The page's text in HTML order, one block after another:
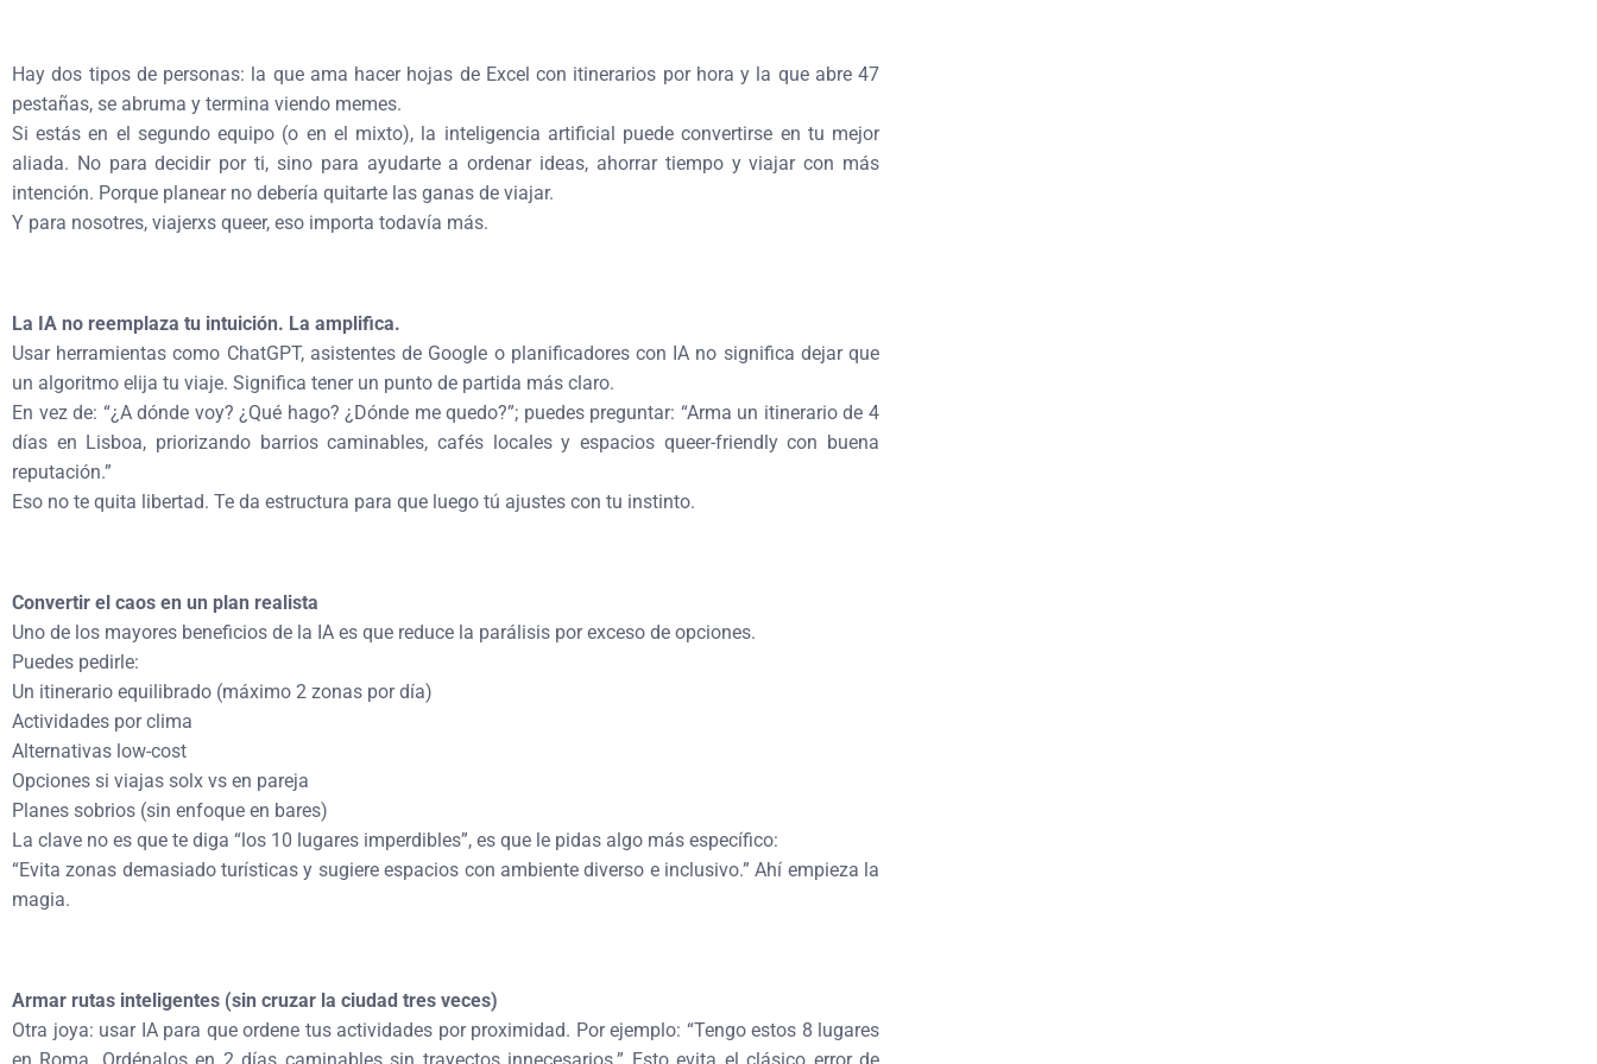
Hay dos tipos de personas: la que ama hacer hojas de Excel con itinerarios por hora y la que abre 47
pestañas, se abruma y termina viendo memes.
Si estás en el segundo equipo (o en el mixto), la inteligencia artificial puede convertirse en tu mejor
aliada. No para decidir por ti, sino para ayudarte a ordenar ideas, ahorrar tiempo y viajar con más
intención. Porque planear no debería quitarte las ganas de viajar.
Y para nosotres, viajerxs queer, eso importa todavía más.
La IA no reemplaza tu intuición. La amplifica.
Usar herramientas como ChatGPT, asistentes de Google o planificadores con IA no significa dejar que
un algoritmo elija tu viaje. Significa tener un punto de partida más claro.
En vez de: “¿A dónde voy? ¿Qué hago? ¿Dónde me quedo?”; puedes preguntar: “Arma un itinerario de 4
días en Lisboa, priorizando barrios caminables, cafés locales y espacios queer-friendly con buena
reputación.”
Eso no te quita libertad. Te da estructura para que luego tú ajustes con tu instinto.
Convertir el caos en un plan realista
Uno de los mayores beneficios de la IA es que reduce la parálisis por exceso de opciones.
Puedes pedirle:
Un itinerario equilibrado (máximo 2 zonas por día)
Actividades por clima
Alternativas low-cost
Opciones si viajas solx vs en pareja
Planes sobrios (sin enfoque en bares)
La clave no es que te diga “los 10 lugares imperdibles”, es que le pidas algo más específico:
“Evita zonas demasiado turísticas y sugiere espacios con ambiente diverso e inclusivo.” Ahí empieza la
magia.
Armar rutas inteligentes (sin cruzar la ciudad tres veces)
Otra joya: usar IA para que ordene tus actividades por proximidad. Por ejemplo: “Tengo estos 8 lugares
en Roma. Ordénalos en 2 días caminables sin trayectos innecesarios.” Esto evita el clásico error de